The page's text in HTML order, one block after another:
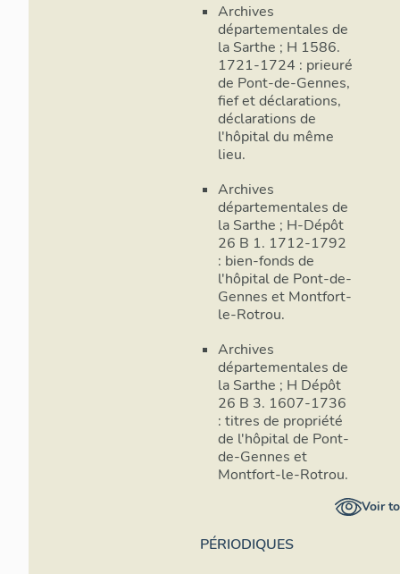
Archives
départementales de
la Sarthe ; H 1586.
1721-1724 : prieuré
de Pont-de-Gennes,
fief et déclarations,
déclarations de
l'hôpital du même
lieu.
Archives
départementales de
la Sarthe ; H-Dépôt
26 B 1. 1712-1792
: bien-fonds de
l'hôpital de Pont-de-
Gennes et Montfort-
le-Rotrou.
Archives
départementales de
la Sarthe ; H Dépôt
26 B 3. 1607-1736
: titres de propriété
de l'hôpital de Pont-
de-Gennes et
Montfort-le-Rotrou.
Voir
PÉRIODIQUES